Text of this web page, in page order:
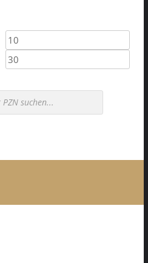
Min.
Preis